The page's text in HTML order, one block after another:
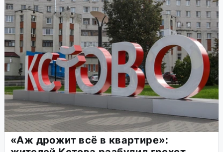
«Аж дрожит всё в квартире»: